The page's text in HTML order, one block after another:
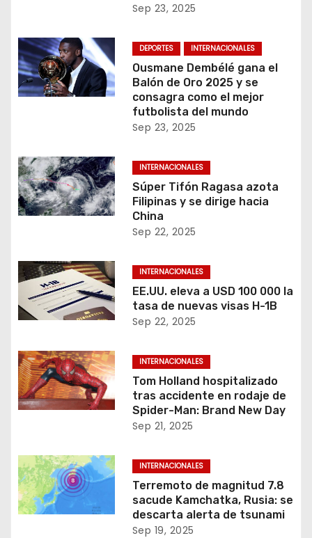
Sep 23, 2025
DEPORTES INTERNACIONALES
Ousmane Dembélé gana el
Balón de Oro 2025 y se
consagra como el mejor
futbolista del mundo
Sep 23, 2025
INTERNACIONALES
Súper Tifón Ragasa azota
Filipinas y se dirige hacia
China
Sep 22, 2025
INTERNACIONALES
EE.UU. eleva a USD 100 000 la
tasa de nuevas visas H-1B
Sep 22, 2025
INTERNACIONALES
Tom Holland hospitalizado
tras accidente en rodaje de
Spider-Man: Brand New Day
Sep 21, 2025
INTERNACIONALES
Terremoto de magnitud 7.8
sacude Kamchatka, Rusia: se
descarta alerta de tsunami
Sep 19, 2025